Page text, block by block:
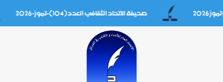
صحيفة الاتحاد الثقافي العدد(104)-تموز-2026